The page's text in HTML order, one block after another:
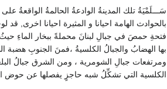
سَـــلَمْيَةُ تلك المدينةُ الوادعةُ الحالمةُ الواقعةُ
بالحوادث الهامة احيانا و المثيرة احيانا اخرى,
فتحةِ حمصَ في جبالِ لبنانَ محملةً ببخار الماءِ
بها الهضابُ والجبالُ الكلسيةُ ،فمنَ الجنوبِ
ومرتفعات جبالِ الشومرية ، ومن الشرق جبالُ
الكلسية التي تشكِّلُ شبه حاجزٍ يفصلها عن حوض